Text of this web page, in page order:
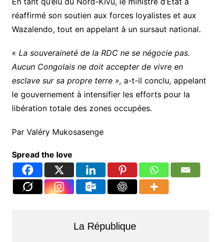
réaffirmé son soutien aux forces loyalistes et aux
Wazalendo, tout en appelant à un sursaut national.
« La souveraineté de la RDC ne se négocie pas.
Aucun Congolais ne doit accepter de vivre en
esclave sur sa propre terre », a-t-il conclu, appelant
le gouvernement à intensifier les efforts pour la
libération totale des zones occupées.
Par Valéry Mukosasenge
Spread the love
La République